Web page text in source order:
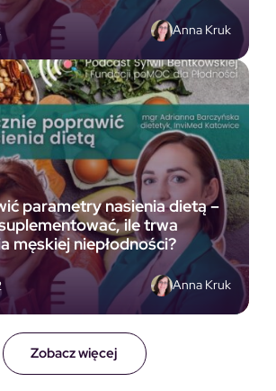
Zobacz więcej
Anna Kruk
parametry nasienia dietą –
ile trwa
męskiej niepłodności?
Anna Kruk